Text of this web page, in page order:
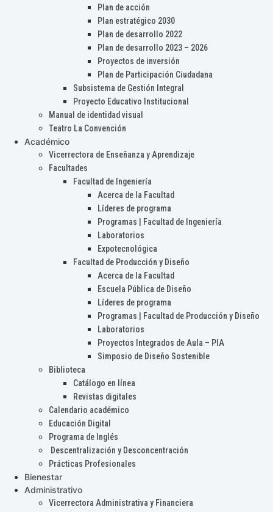
Plan de acción
Plan estratégico 2030
Plan de desarrollo 2022
Plan de desarrollo 2023 – 2026
Proyectos de inversión
Plan de Participación Ciudadana
Subsistema de Gestión Integral
Proyecto Educativo Institucional
Manual de identidad visual
Teatro La Convención
Académico
Vicerrectora de Enseñanza y Aprendizaje
Facultades
Facultad de Ingeniería
Acerca de la Facultad
Líderes de programa
Programas | Facultad de Ingeniería
Laboratorios
Expotecnológica
Facultad de Producción y Diseño
Acerca de la Facultad
Escuela Pública de Diseño
Líderes de programa
Programas | Facultad de Producción y Diseño
Laboratorios
Proyectos Integrados de Aula – PIA
Simposio de Diseño Sostenible
Biblioteca
Catálogo en línea
Revistas digitales
Calendario académico
Educación Digital
Programa de Inglés
Descentralización y Desconcentración
Prácticas Profesionales
Bienestar
Administrativo
Vicerrectora Administrativa y Financiera